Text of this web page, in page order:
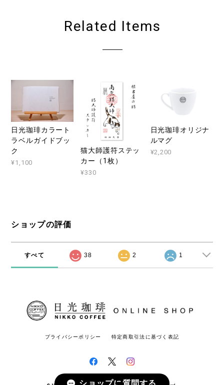
Related Items
日光珈琲カラート
ラベルガイドブッ
ク
¥1,100
猫大師護符ステッ
カー（1枚）
¥330
日光珈琲オリジナ
ルマグ
¥2,200
ショップの評価
すべて 38 2 1
プライバシーポリシー 特定商取引法に基づく表記
ショップに質問する